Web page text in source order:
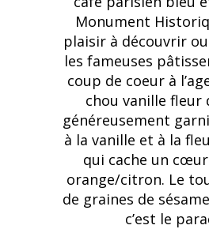
Monument
plaisir à découvrir
les fameuses
coup de coeur à
chou vanille fleur
généreusement
à la vanille et à la
qui cache un
orange/citron. Le
de graines de
c’est le